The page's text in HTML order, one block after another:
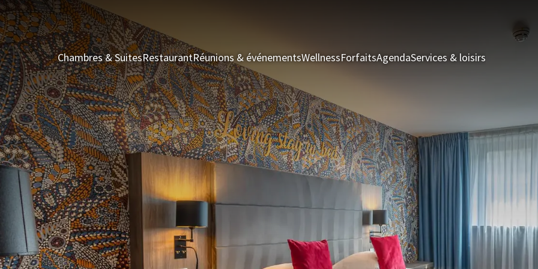
Chambres & SuitesRestaurantRéunions & événementsWellnessForfaitsAgendaServices & loisirs